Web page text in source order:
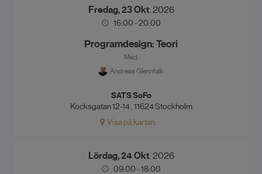
Fredag, 23 Okt. 2026
16:00 - 20:00
Programdesign: Teori
Med:
Andreas Glennfalk
SATS SoFo
Kocksgatan 12-14 , 11624 Stockholm
Visa på kartan
Lördag, 24 Okt. 2026
09:00 - 18:00